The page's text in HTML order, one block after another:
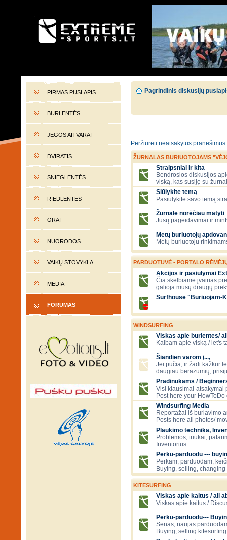
EXTREME-SPORTS.LT
PIRMAS PUSLAPIS
BURLENTĖS
JĖGOS AITVARAI
DVIRATIS
SNIEGLENTĖS
RIEDLENTĖS
ORAI
NUORODOS
VAIKŲ STOVYKLA
MEDIA
FORUMAS
Pagrindinis diskusijų
Peržiūrėti neatsakytus pranešimus
ŽURNALAS BURIUOTOJAMS
Straipsniai ir kita
Bendrosios diskusijos
viską, kas susiję su
Siūlykite temą
Pasiūlykite savo temą
Žurnale norėčiau matyti
Jūsų pageidavimai ir
Metų buriuotojų
Metų buriuotojų
PARDUOTUVĖ - PORTALO
Akcijos ir pasiūlymai
Čia skelbiame įvairias
galioja mūsų draugų
Surfhouse "Buriuojam-
WINDSURFING
Viskas apie burlentes/
Kalbam apie viską / let's
Šiandien varom į...,
Jei pučia, ir žadi kažkur
daugiau berazumių,
Pradinukams /
Visi klausimai-atsakymai
Post here your
Windsurfing Media
Reportažai iš buriavimo
Posts here all photos/
Plaukimo technika,
Problemos, triukai,
Inventorius
Perku-parduodu ---
Perkam, parduodam,
Buying, selling,
KITESURFING
Viskas apie kaitus / all
Viskas apie kaitus /
Perku-parduodu---
Senas, naujas
Buying, selling